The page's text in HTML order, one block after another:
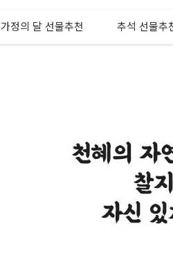
가정의 달 선물추천 추석 선물추